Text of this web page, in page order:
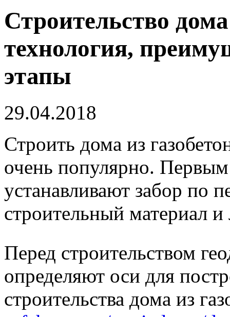
Строительство
технология,
этапы
29.04.2018
Строить дома из
очень популярно. Первым
устанавливают забор по
строительный материал и
Перед строительством
определяют оси для
строительства дома из